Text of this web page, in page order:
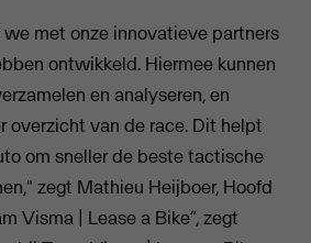
met onze innovatieve partners
ontwikkeld. Hiermee kunnen
en analyseren, en
overzicht van de race. Dit helpt
om sneller de beste tactische
zegt Mathieu Heijboer, Hoofd
Visma | Lease a Bike”, zegt